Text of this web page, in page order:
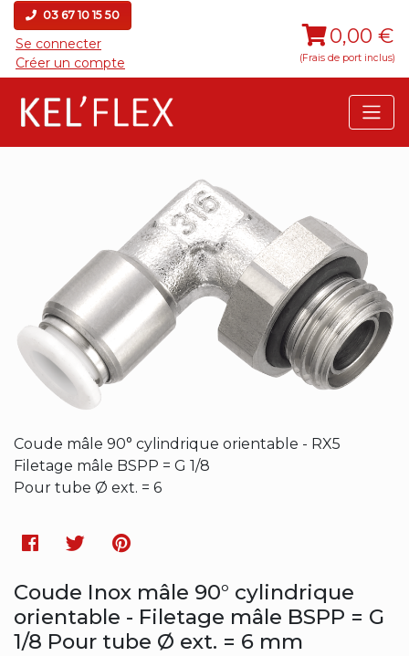
03 67 10 15 50
Se connecter
Créer un compte
0,00 €
(Frais de port inclus)
Coude mâle 90° cylindrique orientable - RX5
Filetage mâle BSPP = G 1/8
Pour tube Ø ext. = 6
Facebook
TwitterPinterest
Coude Inox mâle 90° cylindrique
orientable - Filetage mâle BSPP = G
1/8 Pour tube Ø ext. = 6 mm